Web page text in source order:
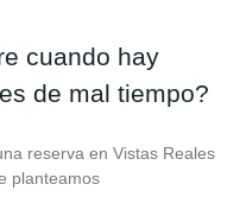
cuando hay
de mal tiempo?
reserva en Vistas Reales
planteamos